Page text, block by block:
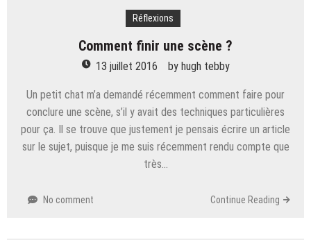
Réflexions
Comment finir une scène ?
13 juillet 2016 by hugh tebby
Un petit chat m’a demandé récemment comment faire pour
conclure une scène, s’il y avait des techniques particulières
pour ça. Il se trouve que justement je pensais écrire un article
sur le sujet, puisque je me suis récemment rendu compte que
très…
No comment Continue Reading